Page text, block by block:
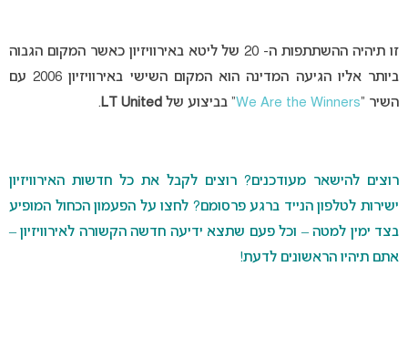
זו תיהיה ההשתתפות ה- 20 של ליטא באירוויזיון כאשר המקום הגבוה
ביותר אליו הגיעה המדינה הוא המקום השישי באירוויזיון 2006 עם
השיר “ We Are the Winners” בביצוע של LT United
.
רוצים להישאר מעודכנים? רוצים לקבל את כל חדשות האירוויזיון
ישירות לטלפון הנייד ברגע פרסומם? לחצו על הפעמון הכחול המופיע
בצד ימין למטה – וכל פעם שתצא ידיעה חדשה הקשורה לאירוויזיון –
אתם תיהיו הראשונים לדעת!